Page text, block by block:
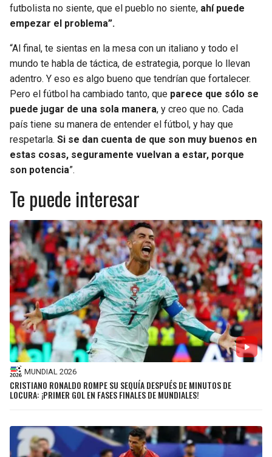
futbolista no siente, que el pueblo no siente, ahí puede
empezar el problema”.
“Al final, te sientas en la mesa con un italiano y todo el
mundo te habla de táctica, de estrategia, porque lo llevan
adentro. Y eso es algo bueno que tendrían que fortalecer.
Pero el fútbol ha cambiado tanto, que parece que sólo se
puede jugar de una sola manera, y creo que no. Cada
país tiene su manera de entender el fútbol, y hay que
respetarla. Si se dan cuenta de que son muy buenos en
estas cosas, seguramente vuelvan a estar, porque
son potencia”.
Te puede interesar
MUNDIAL 2026
CRISTIANO RONALDO ROMPE SU SEQUÍA DESPUÉS DE MINUTOS DE
LOCURA: ¡PRIMER GOL EN FASES FINALES DE MUNDIALES!